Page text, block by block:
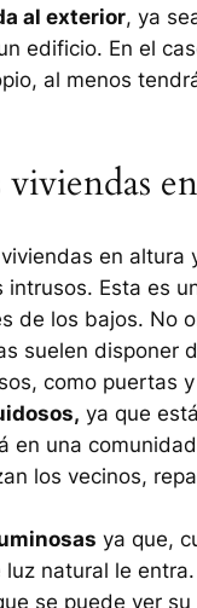
al exterior, ya
edificio. En el
al menos
en altura
Esta es
de los bajos. No
suelen disponer
como puertas
ya que
en una
los vecinos,
ya que,
natural le entra.
se puede ver